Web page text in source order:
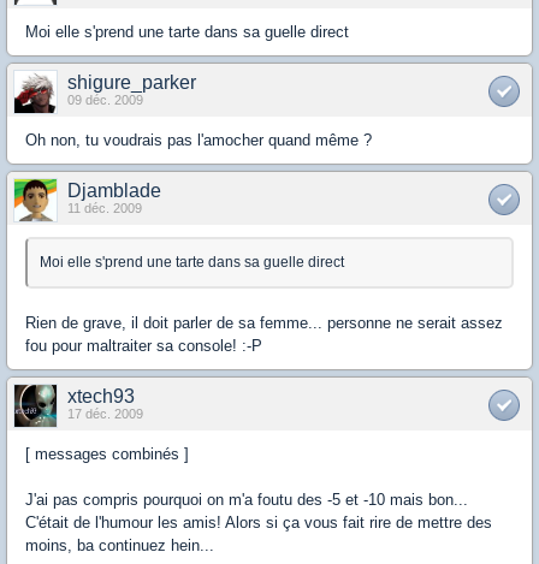
Moi elle s'prend une tarte dans sa guelle direct
shigure_parker
09 déc. 2009
Oh non, tu voudrais pas l'amocher quand même ?
Djamblade
11 déc. 2009
Moi elle s'prend une tarte dans sa guelle direct
Rien de grave, il doit parler de sa femme... personne ne serait assez
fou pour maltraiter sa console! :-P
xtech93
17 déc. 2009
[ messages combinés ]
J'ai pas compris pourquoi on m'a foutu des -5 et -10 mais bon...
C'était de l'humour les amis! Alors si ça vous fait rire de mettre des
moins, ba continuez hein...